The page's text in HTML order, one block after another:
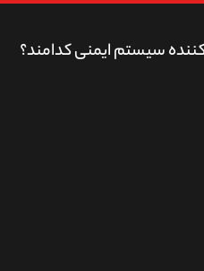
سیستم ایمنی کدامند؟